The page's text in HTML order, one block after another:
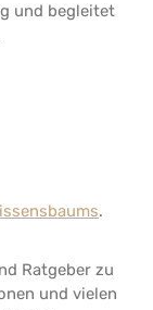
und begleitet
.
Ratgeber zu
und vielen